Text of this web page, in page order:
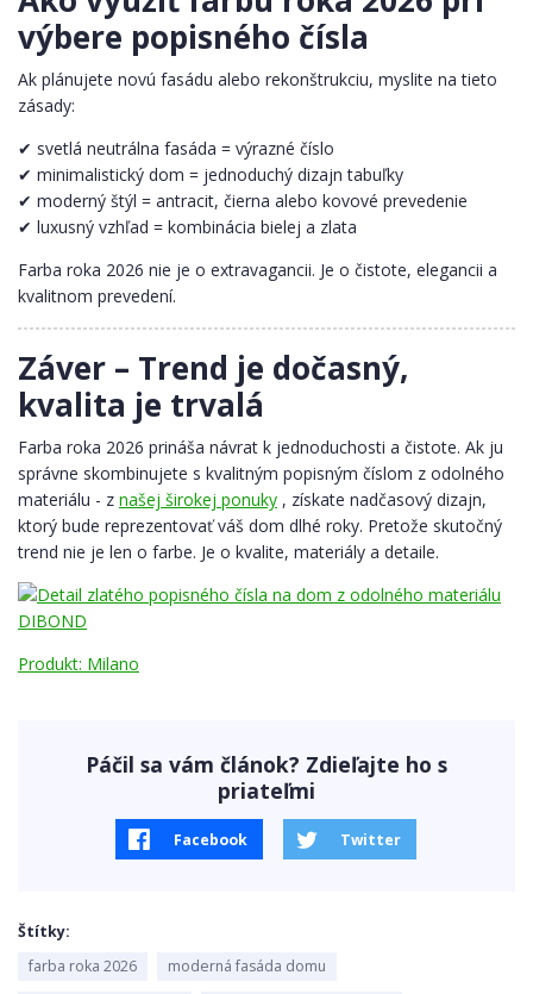
výbere popisného čísla
Ak plánujete novú fasádu alebo rekonštrukciu, myslite na tieto
zásady:
✔ svetlá neutrálna fasáda = výrazné číslo
✔ minimalistický dom = jednoduchý dizajn tabuľky
✔ moderný štýl = antracit, čierna alebo kovové prevedenie
✔ luxusný vzhľad = kombinácia bielej a zlata
Farba roka 2026 nie je o extravagancii. Je o čistote, elegancii a
kvalitnom prevedení.
Záver – Trend je dočasný,
kvalita je trvalá
Farba roka 2026 prináša návrat k jednoduchosti a čistote. Ak ju
správne skombinujete s kvalitným popisným číslom z odolného
materiálu - z našej širokej ponuky , získate nadčasový dizajn,
ktorý bude reprezentovať váš dom dlhé roky. Pretože skutočný
trend nie je len o farbe. Je o kvalite, materiály a detaile.
Produkt: Milano
Páčil sa vám článok? Zdieľajte ho s
priateľmi
Facebook Twitter
Štítky
farba roka 2026
moderná fasáda domu